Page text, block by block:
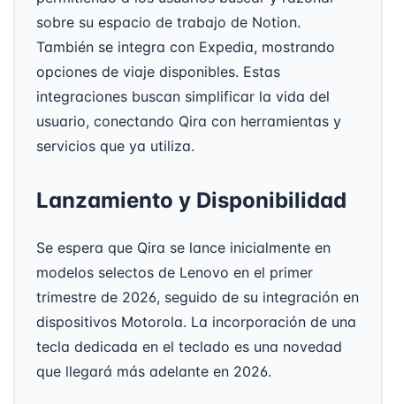
sobre su espacio de trabajo de Notion.
También se integra con Expedia, mostrando
opciones de viaje disponibles. Estas
integraciones buscan simplificar la vida del
usuario, conectando Qira con herramientas y
servicios que ya utiliza.
Lanzamiento y Disponibilidad
Se espera que Qira se lance inicialmente en
modelos selectos de Lenovo en el primer
trimestre de 2026, seguido de su integración en
dispositivos Motorola. La incorporación de una
tecla dedicada en el teclado es una novedad
que llegará más adelante en 2026.